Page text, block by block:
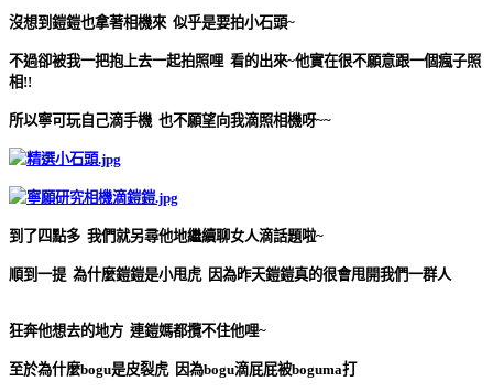
沒想到鎧鎧也拿著相機來 似乎是要拍小石頭~
不過卻被我一把抱上去一起拍照哩 看的出來~他實在很不願意跟一個瘋子照
相!!
所以寧可玩自己滴手機 也不願望向我滴照相機呀~~
到了四點多 我們就另尋他地繼續聊女人滴話題啦~
順到一提 為什麼鎧鎧是小甩虎 因為昨天鎧鎧真的很會甩開我們一群人
狂奔他想去的地方 連鎧媽都攬不住他哩~
至於為什麼bogu是皮裂虎 因為bogu滴屁屁被boguma打